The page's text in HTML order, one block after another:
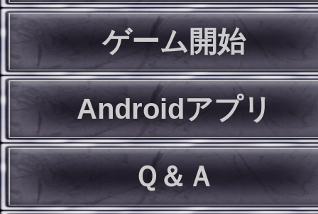
ゲーム開始
Androidアプリ
Ｑ＆Ａ